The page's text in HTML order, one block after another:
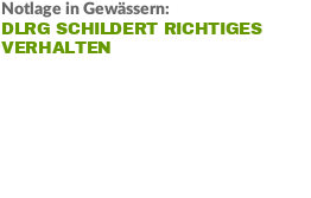
Notlage in Gewässern:
DLRG SCHILDERT RICHTIGES
VERHALTEN